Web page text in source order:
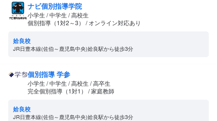
ナビ個別指導学院
小学生 / 中学生 / 高校生
個別指導（1対2～3） / オンライン対応あり
姶良校
JR日豊本線(佐伯～鹿児島中央)姶良駅から徒歩3分
個別指導 学参
小学生 / 中学生 / 高校生 / 高卒生
完全個別指導（1対1） / 家庭教師
姶良校
JR日豊本線(佐伯～鹿児島中央)姶良駅から徒歩3分